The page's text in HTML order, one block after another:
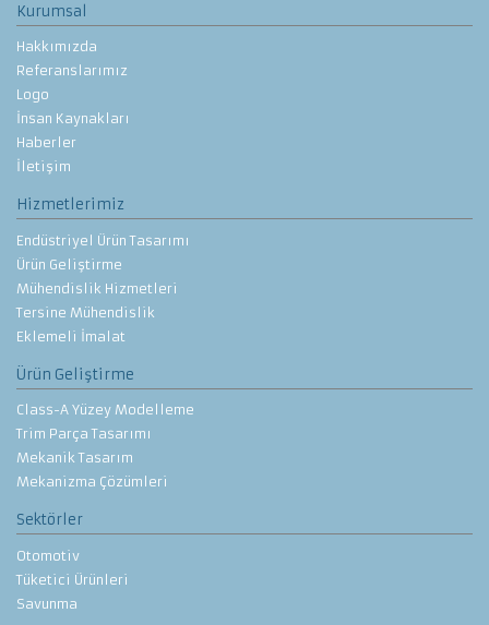
Kurumsal
Hakkımızda
Referanslarımız
Logo
İnsan Kaynakları
Haberler
İletişim
Hizmetlerimiz
Endüstriyel Ürün Tasarımı
Ürün Geliştirme
Mühendislik Hizmetleri
Tersine Mühendislik
Eklemeli İmalat
Ürün Geliştirme
Class-A Yüzey Modelleme
Trim Parça Tasarımı
Mekanik Tasarım
Mekanizma Çözümleri
Sektörler
Otomotiv
Tüketici Ürünleri
Savunma